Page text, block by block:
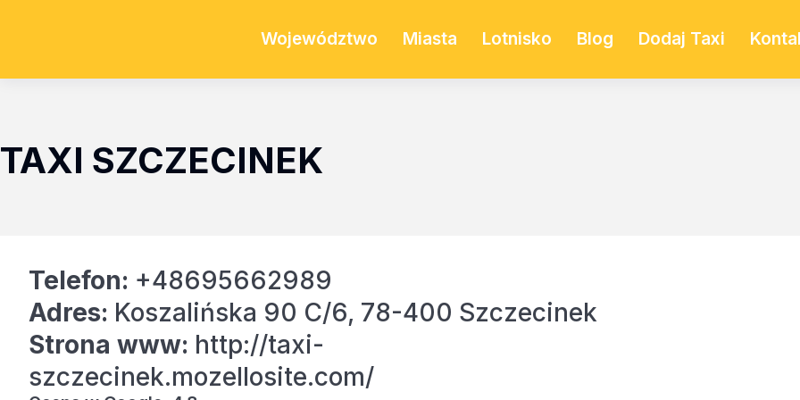
Województwo Miasta Lotnisko Blog Dodaj Taxi
TAXI SZCZECINEK
Telefon: +48695662989
Adres: Koszalińska 90 C/6, 78-400 Szczecinek
Strona www: http://taxi-
szczecinek.mozellosite.com/